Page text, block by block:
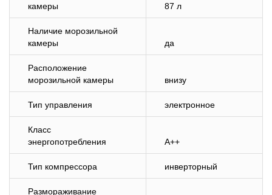
камеры
87 л
Наличие морозильной
камеры
да
Расположение
морозильной камеры
внизу
Тип управления электронное
Класс
энергопотребления
A++
Тип компрессора инверторный
Размораживание